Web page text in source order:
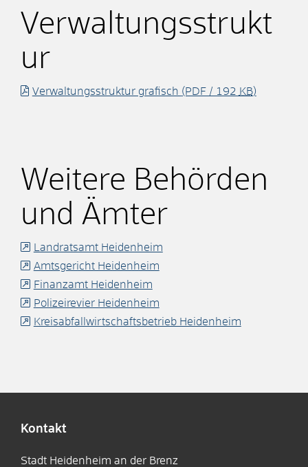
Verwaltungsstrukt
ur
Verwaltungsstruktur grafisch (PDF / 192 KB)
Weitere Behörden
und Ämter
Landratsamt Heidenheim
Amtsgericht Heidenheim
Finanzamt Heidenheim
Polizeirevier Heidenheim
Kreisabfallwirtschaftsbetrieb Heidenheim
Kontakt
Stadt Heidenheim an der Brenz